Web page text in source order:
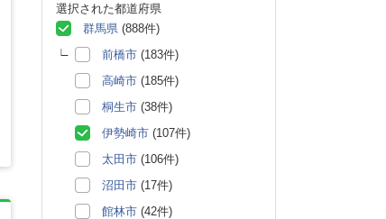
選択された都道府県
群馬県 (888件)
前橋市 (183件)
高崎市 (185件)
桐生市 (38件)
伊勢崎市 (107件)
太田市 (106件)
沼田市 (17件)
館林市 (42件)